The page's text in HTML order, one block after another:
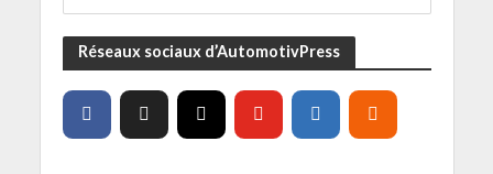
Réseaux sociaux d’AutomotivPress